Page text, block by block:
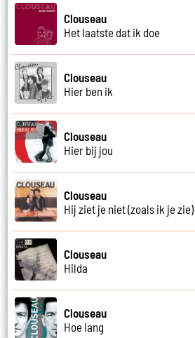
Clouseau
Het laatste dat ik doe
Clouseau
Hier ben ik
Clouseau
Hier bij jou
Clouseau
Hij ziet je niet (zoals ik je zie)
Clouseau
Hilda
Clouseau
Hoe lang